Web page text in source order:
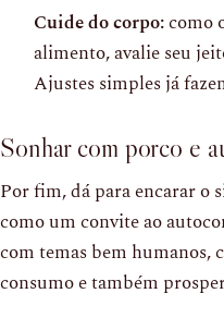
Cuide do corpo:como
alimento, avalie seu
Ajustes simples já
Sonhar com porco e
Por fim, dá para encarar o
como um convite ao
com temas bem humanos,
consumo e também